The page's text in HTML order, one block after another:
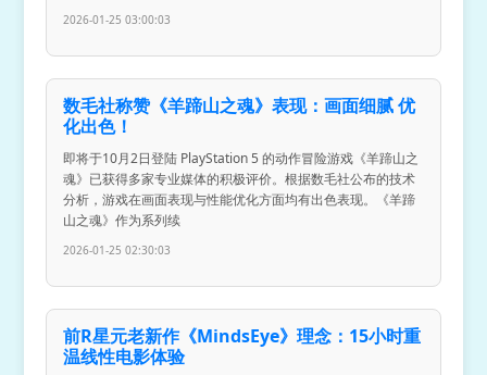
2026-01-25 03:00:03
数毛社称赞《羊蹄山之魂》表现：画面细腻 优
化出色！
即将于10月2日登陆 PlayStation 5 的动作冒险游戏《羊蹄山之
魂》已获得多家专业媒体的积极评价。根据数毛社公布的技术
分析，游戏在画面表现与性能优化方面均有出色表现。《羊蹄
山之魂》作为系列续
2026-01-25 02:30:03
前R星元老新作《MindsEye》理念：15小时重
温线性电影体验